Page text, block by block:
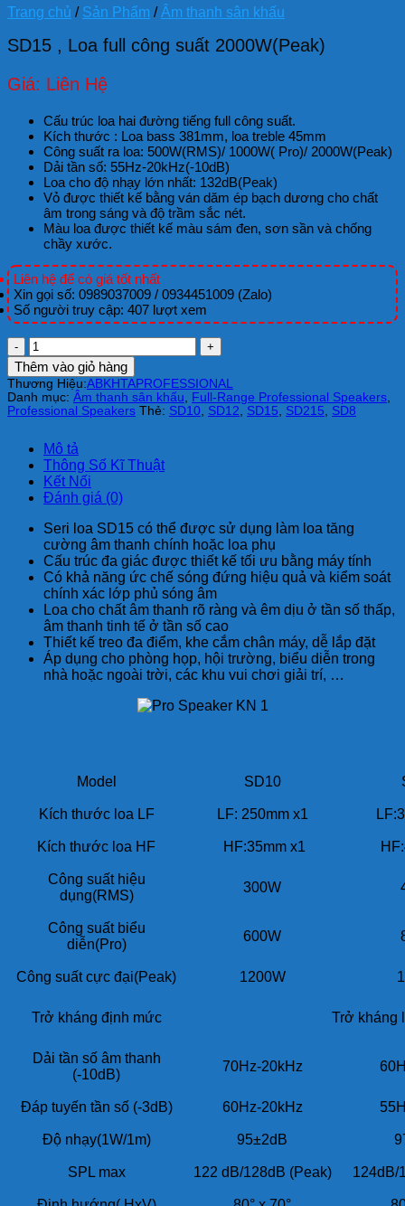
Trang chủ / Sản Phẩm /Âm thanh sân khấu
SD15 , Loa full công suất 2000W(Peak)
Giá: Liên Hệ
Cấu trúc loa hai đường tiếng full công suất.
Kích thước : Loa bass 381mm, loa treble 45mm
Công suất ra loa: 500W(RMS)/ 1000W( Pro)/ 2000W(Peak)
Dải tần số: 55Hz-20kHz(-10dB)
Loa cho độ nhạy lớn nhất: 132dB(Peak)
Vỏ được thiết kế bằng ván dăm ép bạch dương cho chất
âm trong sáng và độ trầm sắc nét.
Màu loa được thiết kế màu sám đen, sơn sần và chống
chầy xước.
Liên hệ để có giá tốt nhất
Xin gọi số: 0989037009 / 0934451009 (Zalo)
Số người truy cập: 407 lượt xem
SD15
,
Loa
full
công
2000W(Peak)
lượng
Thêm vào giỏ hàng
Thương Hiệu:ABKHTAPROFESSIONAL
Danh mục: Âm thanh sân khấu, Full-Range Professional Speakers,
Professional Speakers Thẻ: SD10, SD12, SD15, SD215, SD8
Mô tả
Thông Số Kĩ Thuật
Kết Nối
Đánh giá (0)
Seri loa SD15 có thể được sử dụng làm loa tăng
cường âm thanh chính hoặc loa phụ
Cấu trúc đa giác được thiết kế tối ưu bằng máy tính
Có khả năng ức chế sóng đứng hiệu quả và kiểm soát
chính xác lớp phủ sóng âm
Loa cho chất âm thanh rõ ràng và êm dịu ở tần số thấp,
âm thanh tinh tế ở tần số cao
Thiết kế treo đa điểm, khe cắm chân máy, dễ lắp đặt
Áp dụng cho phòng họp, hội trường, biểu diễn trong
nhà hoặc ngoài trời, các khu vui chơi giải trí, …
Model SD10
Kích thước loa LF LF: 250mm x1
Kích thước loa HF HF:35mm x1
Công suất hiệu
dụng(RMS)
300W
Công suất biểu
diễn(Pro)
600W
Công suất cực đại(Peak) 1200W
Trở kháng định mức Trở kháng
Dải tần số âm thanh
(-10dB)
70Hz-20kHz
Đáp tuyến tần số (-3dB) 60Hz-20kHz
Độ nhạy(1W/1m) 95±2dB
SPL max 122 dB/128dB (Peak) 124dB/